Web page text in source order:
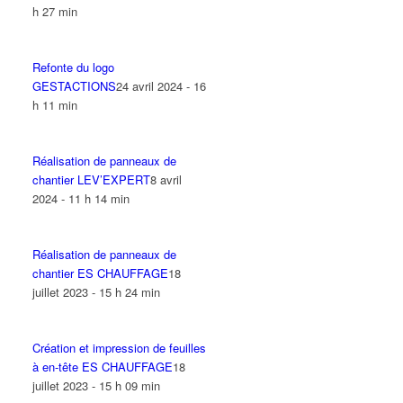
h 27 min
Refonte du logo
GESTACTIONS24 avril 2024 - 16
h 11 min
Réalisation de panneaux de
chantier LEV’EXPERT8 avril
2024 - 11 h 14 min
Réalisation de panneaux de
chantier ES CHAUFFAGE18
juillet 2023 - 15 h 24 min
Création et impression de feuilles
à en-tête ES CHAUFFAGE18
juillet 2023 - 15 h 09 min